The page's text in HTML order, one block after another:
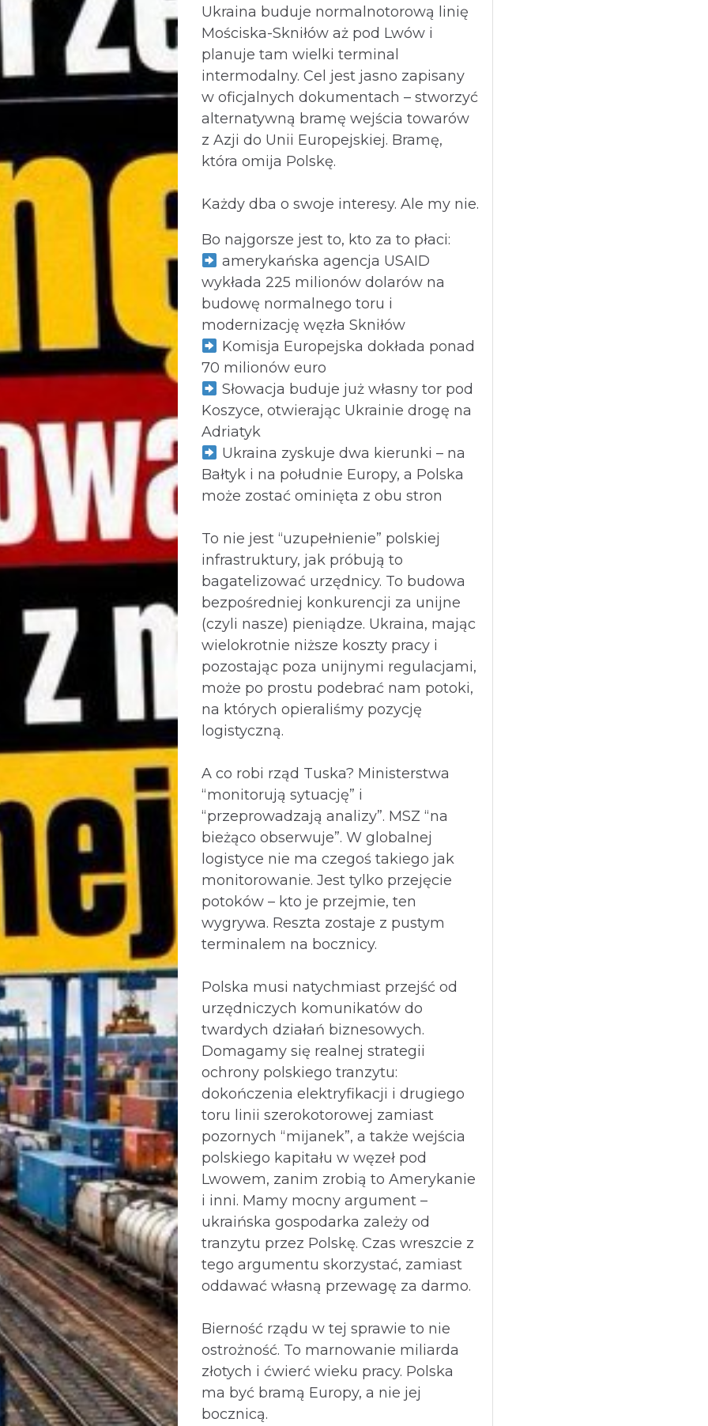
Ukraina buduje normalnotorową linię
Mościska-Skniłów aż pod Lwów i
planuje tam wielki terminal
intermodalny. Cel jest jasno zapisany
w oficjalnych dokumentach – stworzyć
alternatywną bramę wejścia towarów
z Azji do Unii Europejskiej. Bramę,
która omija Polskę.
Każdy dba o swoje interesy. Ale my nie.
Bo najgorsze jest to, kto za to płaci:
amerykańska agencja USAID
wykłada 225 milionów dolarów na
budowę normalnego toru i
modernizację węzła Skniłów
Komisja Europejska dokłada ponad
70 milionów euro
Słowacja buduje już własny tor pod
Koszyce, otwierając Ukrainie drogę na
Adriatyk
Ukraina zyskuje dwa kierunki – na
Bałtyk i na południe Europy, a Polska
może zostać ominięta z obu stron
To nie jest “uzupełnienie” polskiej
infrastruktury, jak próbują to
bagatelizować urzędnicy. To budowa
bezpośredniej konkurencji za unijne
(czyli nasze) pieniądze. Ukraina, mając
wielokrotnie niższe koszty pracy i
pozostając poza unijnymi regulacjami,
może po prostu podebrać nam potoki,
na których opieraliśmy pozycję
logistyczną.
A co robi rząd Tuska? Ministerstwa
“monitorują sytuację” i
“przeprowadzają analizy”. MSZ “na
bieżąco obserwuje”. W globalnej
logistyce nie ma czegoś takiego jak
monitorowanie. Jest tylko przejęcie
potoków – kto je przejmie, ten
wygrywa. Reszta zostaje z pustym
terminalem na bocznicy.
Polska musi natychmiast przejść od
urzędniczych komunikatów do
twardych działań biznesowych.
Domagamy się realnej strategii
ochrony polskiego tranzytu:
dokończenia elektryfikacji i drugiego
toru linii szerokotorowej zamiast
pozornych “mijanek”, a także wejścia
polskiego kapitału w węzeł pod
Lwowem, zanim zrobią to Amerykanie
i inni. Mamy mocny argument –
ukraińska gospodarka zależy od
tranzytu przez Polskę. Czas wreszcie z
tego argumentu skorzystać, zamiast
oddawać własną przewagę za darmo.
Bierność rządu w tej sprawie to nie
ostrożność. To marnowanie miliarda
złotych i ćwierć wieku pracy. Polska
ma być bramą Europy, a nie jej
bocznicą.⁩